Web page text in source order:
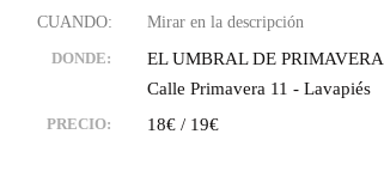
DONDE:
EL UMBRAL DE PRIMAVERA
Calle Primavera 11 - Lavapiés
PRECIO: 18€ / 19€